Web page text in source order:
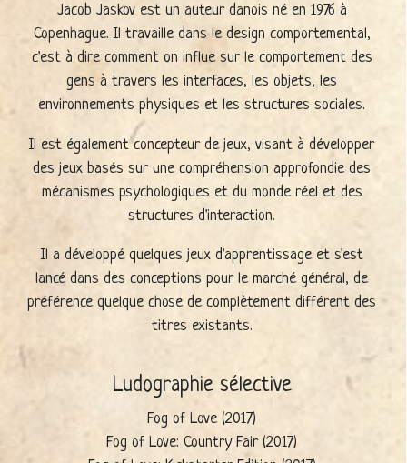
Jacob Jaskov est un auteur danois né en 1976 à
Copenhague. Il travaille dans le design comportemental,
c'est à dire comment on influe sur le comportement des
gens à travers les interfaces, les objets, les
environnements physiques et les structures sociales.
Il est également concepteur de jeux, visant à développer
des jeux basés sur une compréhension approfondie des
mécanismes psychologiques et du monde réel et des
structures d'interaction.
Il a développé quelques jeux d'apprentissage et s'est
lancé dans des conceptions pour le marché général, de
préférence quelque chose de complètement différent des
titres existants.
Ludographie sélective
Fog of Love (2017)
Fog of Love: Country Fair (2017)